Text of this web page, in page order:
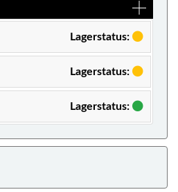
Lagerstatus:
Lagerstatus:
Lagerstatus: